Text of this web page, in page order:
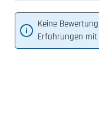
Keine
Erfahrungen mit